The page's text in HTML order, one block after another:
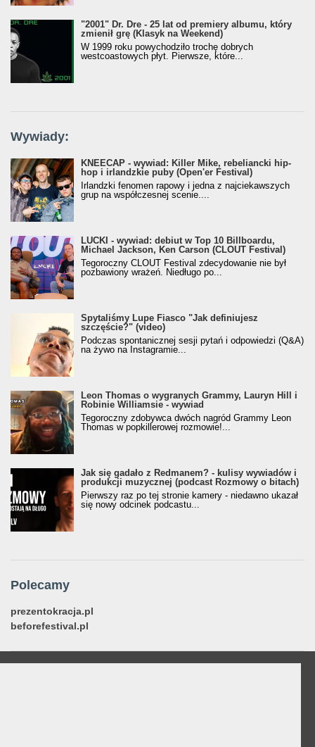
"2001" Dr. Dre - 25 lat od premiery albumu, który
zmienił grę (Klasyk na Weekend)
W 1999 roku powychodziło trochę dobrych
westcoastowych płyt. Pierwsze, które...
Wywiady:
KNEECAP - wywiad: Killer Mike, rebeliancki hip-
hop i irlandzkie puby (Open'er Festival)
Irlandzki fenomen rapowy i jedna z najciekawszych
grup na współczesnej scenie....
LUCKI - wywiad: debiut w Top 10 Billboardu,
Michael Jackson, Ken Carson (CLOUT Festival)
Tegoroczny CLOUT Festival zdecydowanie nie był
pozbawiony wrażeń. Niedługo po...
Spytaliśmy Lupe Fiasco "Jak definiujesz
szczęście?" (video)
Podczas spontanicznej sesji pytań i odpowiedzi (Q&A)
na żywo na Instagramie...
Leon Thomas o wygranych Grammy, Lauryn Hill i
Robinie Williamsie - wywiad
Tegoroczny zdobywca dwóch nagród Grammy Leon
Thomas w popkillerowej rozmowie!...
Jak się gadało z Redmanem? - kulisy wywiadów i
produkcji muzycznej (podcast Rozmowy o bitach)
Pierwszy raz po tej stronie kamery - niedawno ukazał
się nowy odcinek podcastu...
Polecamy
prezentokracja.pl
beforefestival.pl